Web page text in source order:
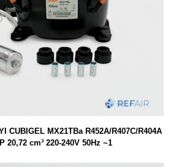
CUBIGEL MX21TBa R452A/R407C/R404A
20,72 cm³ 220-240V 50Hz ~1